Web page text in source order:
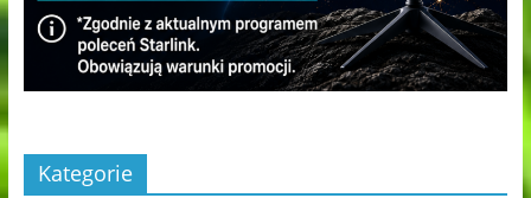
Kategorie